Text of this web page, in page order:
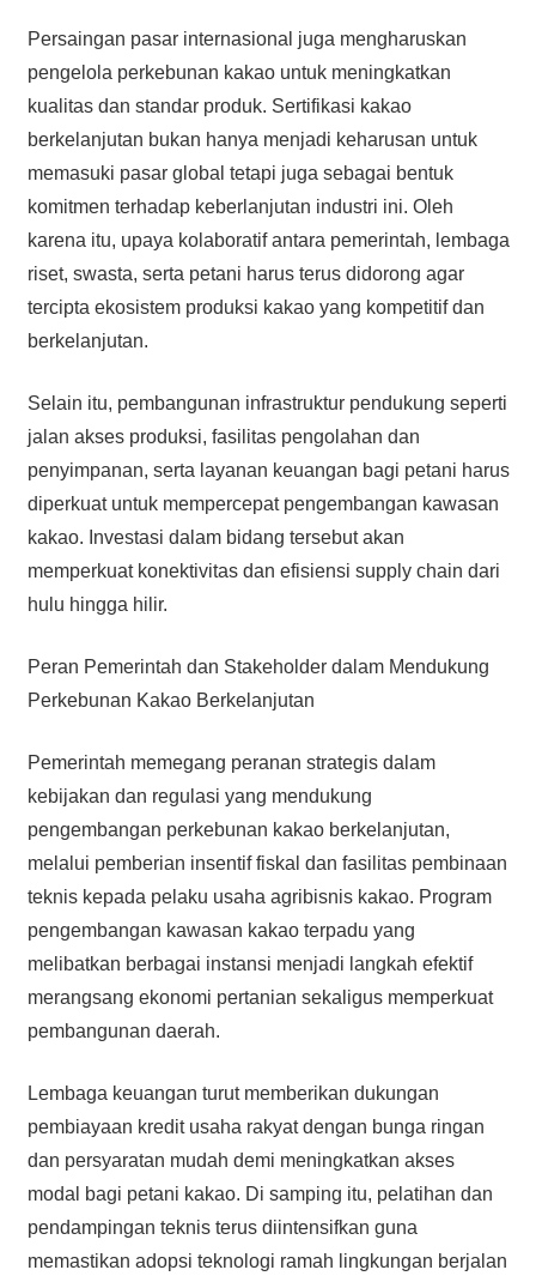
Persaingan pasar internasional juga mengharuskan
pengelola perkebunan kakao untuk meningkatkan
kualitas dan standar produk. Sertifikasi kakao
berkelanjutan bukan hanya menjadi keharusan untuk
memasuki pasar global tetapi juga sebagai bentuk
komitmen terhadap keberlanjutan industri ini. Oleh
karena itu, upaya kolaboratif antara pemerintah, lembaga
riset, swasta, serta petani harus terus didorong agar
tercipta ekosistem produksi kakao yang kompetitif dan
berkelanjutan.
Selain itu, pembangunan infrastruktur pendukung seperti
jalan akses produksi, fasilitas pengolahan dan
penyimpanan, serta layanan keuangan bagi petani harus
diperkuat untuk mempercepat pengembangan kawasan
kakao. Investasi dalam bidang tersebut akan
memperkuat konektivitas dan efisiensi supply chain dari
hulu hingga hilir.
Peran Pemerintah dan Stakeholder dalam Mendukung
Perkebunan Kakao Berkelanjutan
Pemerintah memegang peranan strategis dalam
kebijakan dan regulasi yang mendukung
pengembangan perkebunan kakao berkelanjutan,
melalui pemberian insentif fiskal dan fasilitas pembinaan
teknis kepada pelaku usaha agribisnis kakao. Program
pengembangan kawasan kakao terpadu yang
melibatkan berbagai instansi menjadi langkah efektif
merangsang ekonomi pertanian sekaligus memperkuat
pembangunan daerah.
Lembaga keuangan turut memberikan dukungan
pembiayaan kredit usaha rakyat dengan bunga ringan
dan persyaratan mudah demi meningkatkan akses
modal bagi petani kakao. Di samping itu, pelatihan dan
pendampingan teknis terus diintensifkan guna
memastikan adopsi teknologi ramah lingkungan berjalan